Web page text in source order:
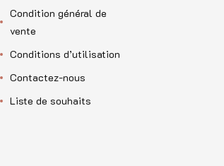
Condition général de
vente
Conditions d’utilisation
Contactez-nous
Liste de souhaits